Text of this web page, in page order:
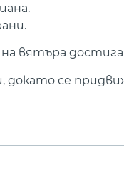
вятъра достига
докато се